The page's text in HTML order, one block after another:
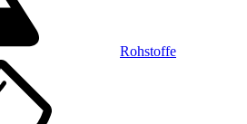
Rohstoffe